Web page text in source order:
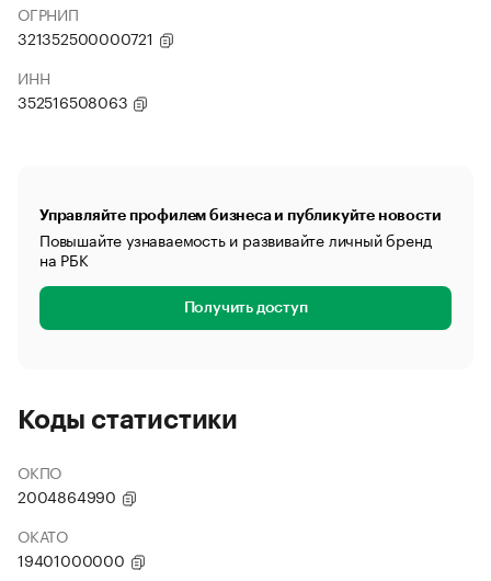
ОГРНИП
321352500000721
ИНН
352516508063
Управляйте профилем бизнеса и публикуйте новости
Повышайте узнаваемость и развивайте личный бренд
на РБК
Получить доступ
Коды статистики
ОКПО
2004864990
ОКАТО
19401000000